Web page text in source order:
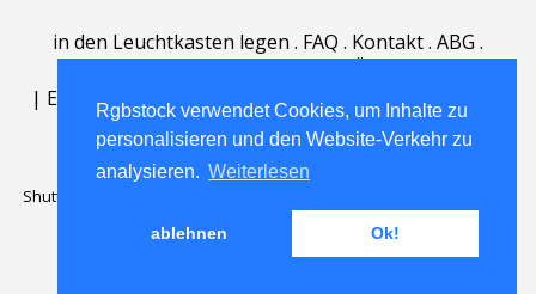
Rgbstock verwendet Cookies, um Inhalte zu
personalisieren und den Website-Verkehr zu
analysieren. Weiterlesen
ablehnen Ok!
in den Leuchtkasten legen . FAQ . Kontakt. ABG .
| English | Deutsch Español | Polski | Português
Nederlands|
Shutterstock official partner of Rgbstock
Rgbstock